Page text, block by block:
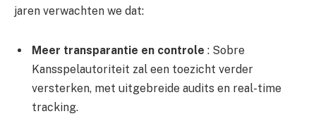
jaren verwachten we dat:
Meer transparantie en controle : Sobre
Kansspelautoriteit zal een toezicht verder
versterken, met uitgebreide audits en real-time
tracking.